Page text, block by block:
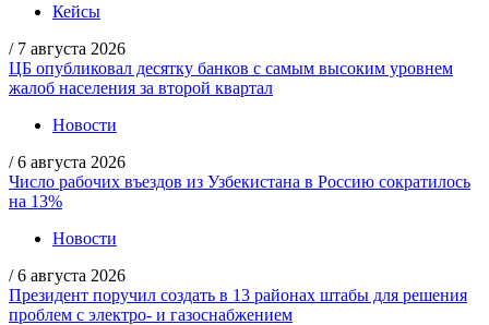
Кейсы
/ 7 августа 2026
ЦБ опубликовал десятку банков с самым высоким уровнем
жалоб населения за второй квартал
Новости
/ 6 августа 2026
Число рабочих въездов из Узбекистана в Россию сократилось
на 13%
Новости
/ 6 августа 2026
Президент поручил создать в 13 районах штабы для решения
проблем с электро- и газоснабжением